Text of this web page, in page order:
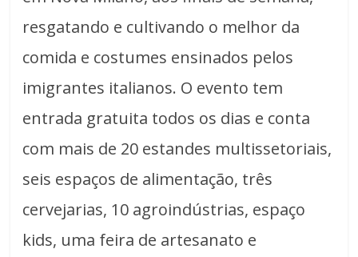
resgatando e cultivando o melhor da
comida e costumes ensinados pelos
imigrantes italianos. O evento tem
entrada gratuita todos os dias e conta
com mais de 20 estandes multissetoriais,
seis espaços de alimentação, três
cervejarias, 10 agroindústrias, espaço
kids, uma feira de artesanato e